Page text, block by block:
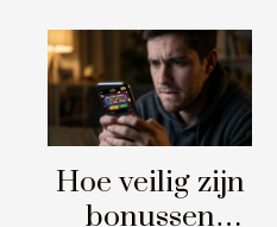
Hoe veilig zijn
bonussen